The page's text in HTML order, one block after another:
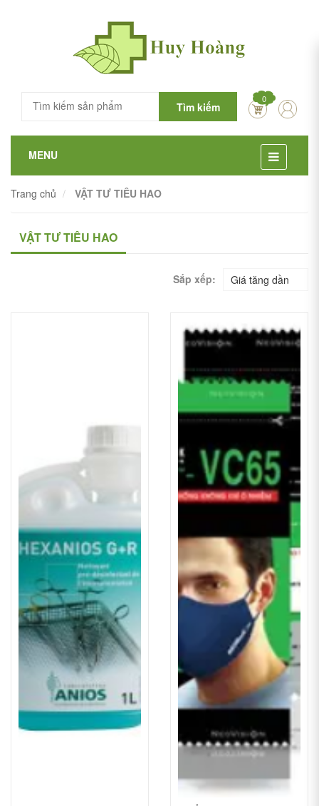
Tìm kiếm
0
MENU
Trang chủ VẬT TƯ TIÊU HAO
VẬT TƯ TIÊU HAO
Sắp xếp: Giá tăng dần